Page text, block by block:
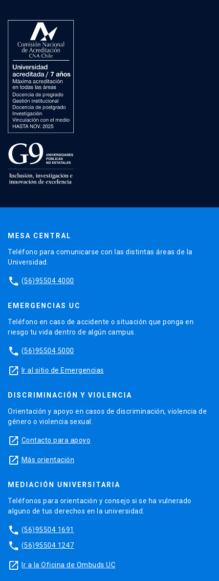
MESA CENTRAL
Teléfono para comunicarse con las distintas áreas de la
Universidad.
phone (56)95504 4000
EMERGENCIAS UC
Teléfono en caso de accidente o situación que ponga en
riesgo tu vida dentro de algún campus.
phone (56)95504 5000
launch Ir al sitio de Emergencias
DISCRIMINACIÓN Y VIOLENCIA
Orientación y apoyo en casos de discriminación, violencia de
género o violencia sexual.
launch Contacto para apoyo
launch Más orientación
MEDIACIÓN UNIVERSITARIA
Teléfonos para orientación y consejo si se ha vulnerado
alguno de tus derechos en la universidad.
phone (56)95504 1691
phone (56)95504 1247
launch Ir a la Oficina de Ombuds UC